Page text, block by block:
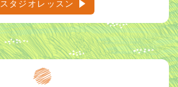
スタジオレッスン